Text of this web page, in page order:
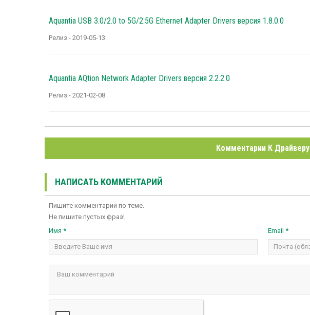
Aquantia USB 3.0/2.0 to 5G/2.5G Ethernet Adapter Drivers версия 1.8.0.0
Релиз - 2019-05-13
Aquantia AQtion Network Adapter Drivers версия 2.2.2.0
Релиз - 2021-02-08
Комментарии К Драйверу
НАПИСАТЬ КОММЕНТАРИЙ
Пишите комментарии по теме.
Не пишите пустых фраз!
Имя *
Email *